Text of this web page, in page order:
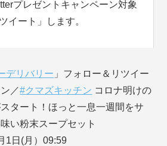
プレゼントキャンペーン対象
イート」します。
デリバリー 」フォロー＆リツイー
／#クマズキッチン コロナ明けの
タート！ほっと一息一週間をサ
い粉末スープセット
1日(月）09:59